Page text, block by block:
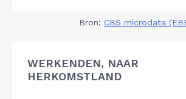
Bron: CBS microdata
WERKENDEN, NAAR
HERKOMSTLAND